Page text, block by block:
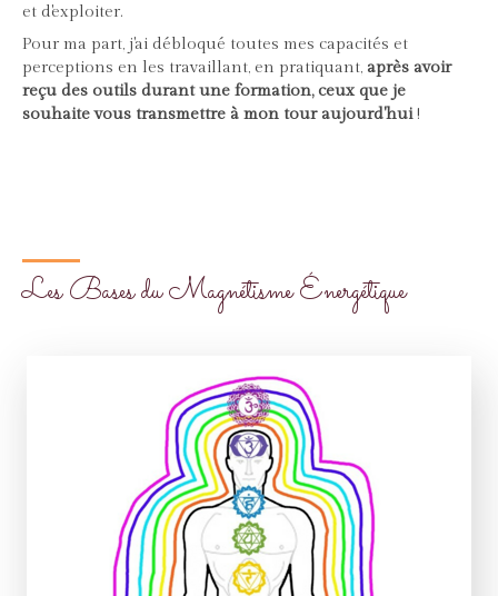
et d'exploiter.
Pour ma part, j'ai débloqué toutes mes capacités et
perceptions en les travaillant, en pratiquant, après avoir
reçu des outils durant une formation, ceux que je
souhaite vous transmettre à mon tour aujourd'hui!
Les Bases du Magnétisme Énergétique